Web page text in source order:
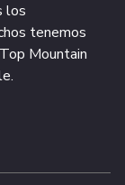
los
tenemos
Mountain